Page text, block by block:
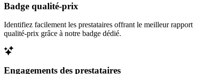
Badge qualité-prix
Identifiez facilement les prestataires offrant le meilleur rapport
qualité-prix grâce à notre badge dédié.
Engagements des prestataires